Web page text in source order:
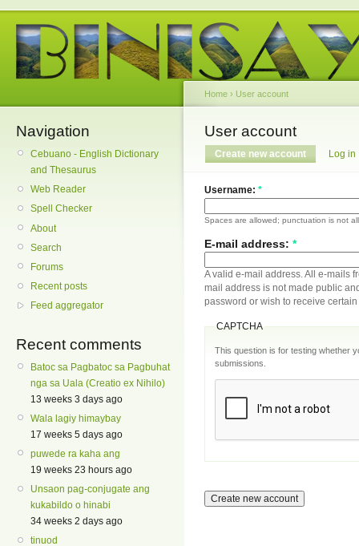
Navigation
Cebuano - English Dictionary
and Thesaurus
Web Reader
Spell Checker
About
Search
Forums
Recent posts
Feed aggregator
Recent comments
Batoc sa Pagbatoc sa Pagbuhat
nga sa Uala (Creatio ex Nihilo)
13 weeks 3 days ago
Wala lagiy himaybay
17 weeks 5 days ago
puwede ra kaha ang
19 weeks 23 hours ago
Unsaon pag-conjugate ang
kukabildo o hinabi
34 weeks 2 days ago
tinuod
Home › User account
User account
Create new account Log in
Username: *
Spaces are allowed; punctuation is not
E-mail address: *
A valid e-mail address. All e-mails
mail address is not made public
password or wish to receive
CAPTCHA
This question is for testing whether
submissions.